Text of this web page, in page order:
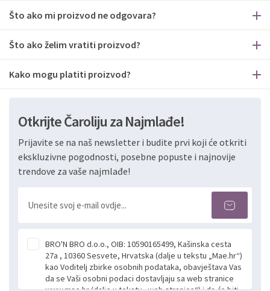
Što ako mi proizvod ne odgovara?
Što ako želim vratiti proizvod?
Kako mogu platiti proizvod?
Otkrijte Čaroliju za Najmlađe!
Prijavite se na naš newsletter i budite prvi koji će otkriti
ekskluzivne pogodnosti, posebne popuste i najnovije
trendove za vaše najmlađe!
BRO'N BRO d.o.o., OIB: 10590165499, Kašinska cesta
27a , 10360 Sesvete, Hrvatska (dalje u tekstu „Mae.hr“)
kao Voditelj zbirke osobnih podataka, obavještava Vas
da se Vaši osobni podaci dostavljaju sa web stranice